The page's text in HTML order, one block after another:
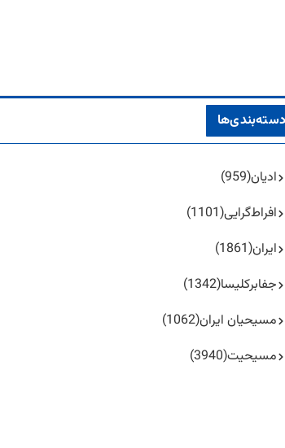
دسته‌بندی‌ها
ادیان(959)
افراط‌گرایی(1101)
ایران(1861)
جفا‌بر‌کلیسا(1342)
مسیحیان ایران(1062)
مسیحیت(3940)